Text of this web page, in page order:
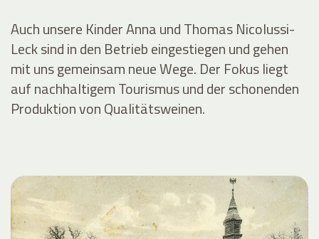
Auch unsere Kinder Anna und Thomas Nicolussi-
Leck sind in den Betrieb eingestiegen und gehen
mit uns gemeinsam neue Wege. Der Fokus liegt
auf nachhaltigem Tourismus und der schonenden
Produktion von Qualitätsweinen.